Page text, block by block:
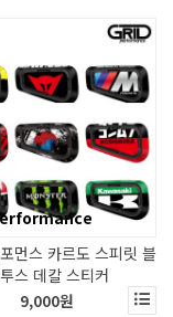
먼스 카르도 스피릿 블
스 데칼 스티커
9,000원